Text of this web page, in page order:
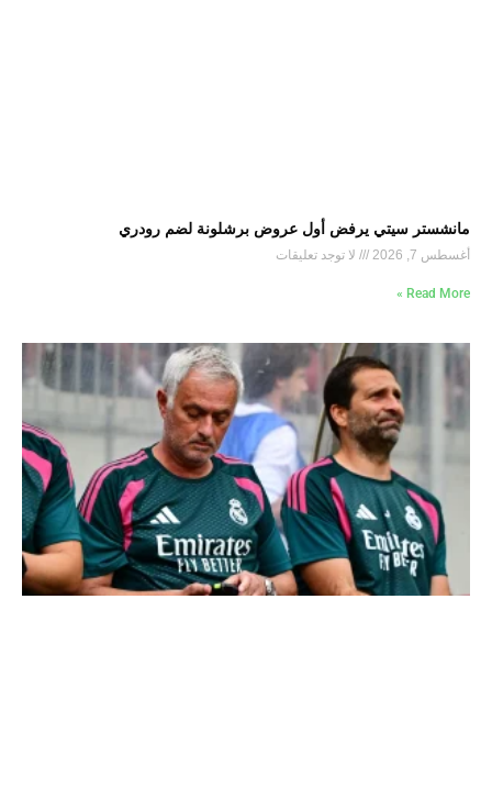
مانشستر سيتي يرفض أول عروض برشلونة لضم رودري
أغسطس 7, 2026 لا توجد تعليقات
Read More »